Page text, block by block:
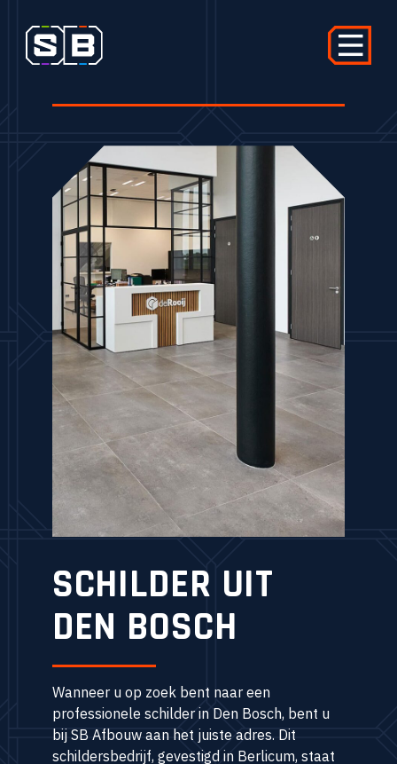
SCHILDER UIT
DEN BOSCH
Wanneer u op zoek bent naar een
professionele schilder in Den Bosch, bent u
bij SB Afbouw aan het juiste adres. Dit
schildersbedrijf, gevestigd in Berlicum, staat